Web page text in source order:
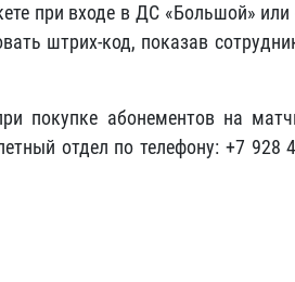
при входе в ДС «Большой»
штрих-код, показав
покупке абонементов на
отдел по телефону: +7 928